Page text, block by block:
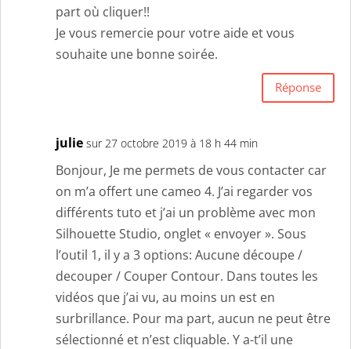
part où cliquer!!
Je vous remercie pour votre aide et vous
souhaite une bonne soirée.
Réponse
julie sur 27 octobre 2019 à 18 h 44 min
Bonjour, Je me permets de vous contacter car
on m’a offert une cameo 4. J’ai regarder vos
différents tuto et j’ai un problème avec mon
Silhouette Studio, onglet « envoyer ». Sous
l’outil 1, il y a 3 options: Aucune découpe /
decouper / Couper Contour. Dans toutes les
vidéos que j’ai vu, au moins un est en
surbrillance. Pour ma part, aucun ne peut être
sélectionné et n’est cliquable. Y a-t’il une